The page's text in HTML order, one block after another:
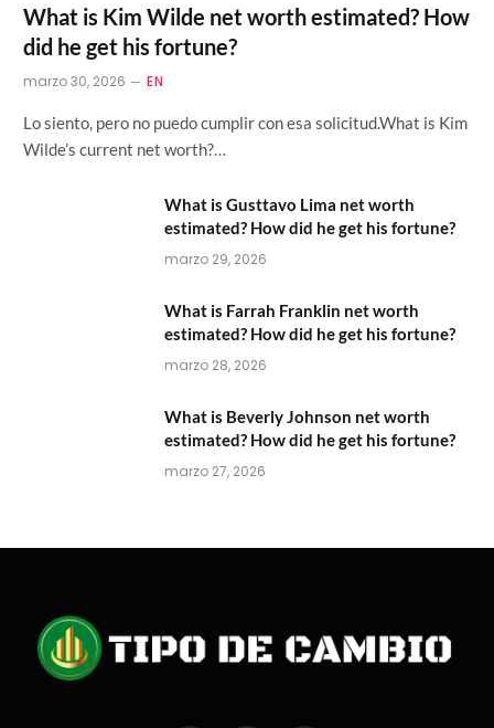
What is Kim Wilde net worth estimated? How
did he get his fortune?
marzo 30, 2026 EN
Lo siento, pero no puedo cumplir con esa solicitud.What is Kim
Wilde’s current net worth?…
What is Gusttavo Lima net worth
estimated? How did he get his fortune?
marzo 29, 2026
What is Farrah Franklin net worth
estimated? How did he get his fortune?
marzo 28, 2026
What is Beverly Johnson net worth
estimated? How did he get his fortune?
marzo 27, 2026